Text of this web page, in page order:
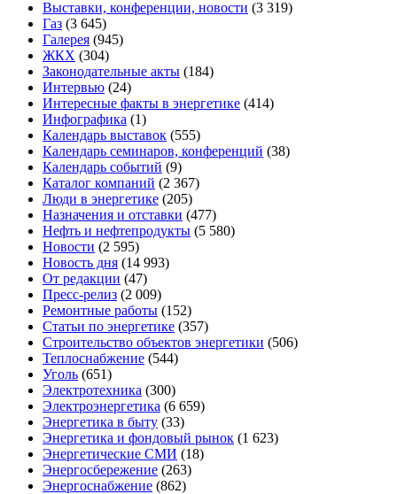
Выставки, конференции, новости (3 319)
Газ (3 645)
Галерея (945)
ЖКХ (304)
Законодательные акты (184)
Интервью (24)
Интересные факты в энергетике (414)
Инфографика (1)
Календарь выставок (555)
Календарь семинаров, конференций (38)
Календарь событий (9)
Каталог компаний (2 367)
Люди в энергетике (205)
Назначения и отставки (477)
Нефть и нефтепродукты (5 580)
Новости (2 595)
Новость дня (14 993)
От редакции (47)
Пресс-релиз (2 009)
Ремонтные работы (152)
Статьи по энергетике (357)
Строительство объектов энергетики (506)
Теплоснабжение (544)
Уголь (651)
Электротехника (300)
Электроэнергетика (6 659)
Энергетика в быту (33)
Энергетика и фондовый рынок (1 623)
Энергетические СМИ (18)
Энергосбережение (263)
Энергоснабжение (862)